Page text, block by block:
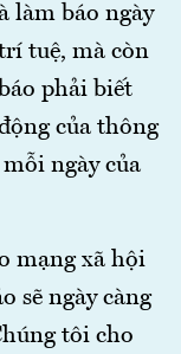
làm báo ngày
tuệ, mà còn
phải biết
của thông
ngày của
mạng xã hội
sẽ ngày càng
tôi cho